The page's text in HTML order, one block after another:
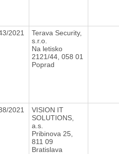
2021
Terava Security,
s.r.o.
Na letisko
2121/44, 058 01
Poprad
2021
VISION IT
SOLUTIONS,
a.s.
Pribinova 25,
811 09
Bratislava